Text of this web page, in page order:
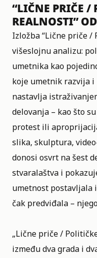
“LIČNE PRIČE /
REALNOSTI”
Izložba “Lične priče
višeslojnu analizu:
umetnika kao
koje umetnik razvija
nastavlja
delovanja – kao što
protest ili
slika, skulptura,
donosi osvrt na šest
stvaralaštva i
umetnost postavljala
čak predviđala –
„Lične priče /
između dva grada i